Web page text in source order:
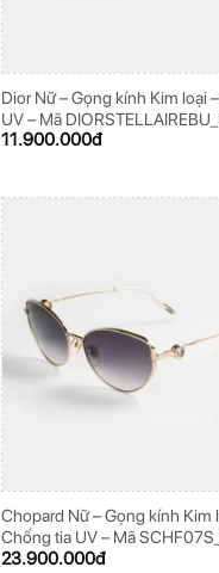
Dior Nữ – Gọng kính Kim loại
UV – Mã
11.900.000đ
Chopard Nữ – Gọng kính Kim
Chống tia UV – Mã
23.900.000đ